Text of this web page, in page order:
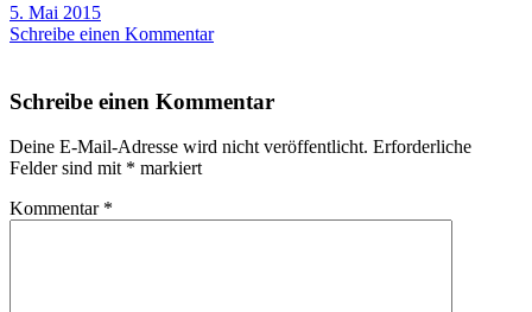
5. Mai 2015
Schreibe einen Kommentar
Schreibe einen Kommentar
Deine E-Mail-Adresse wird nicht veröffentlicht. Erforderliche
Felder sind mit * markiert
Kommentar *